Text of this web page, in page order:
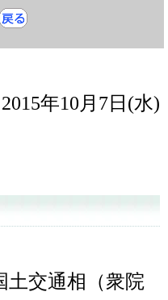
2015年10月7日(水)
交通相（衆院